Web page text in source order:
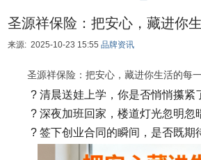
圣源祥保险：把安心，藏进你
来源: 2025-10-23 15:55 品牌资讯
圣源祥保险：把安心，藏进你生活的每
? 清晨送娃上学，你是否悄悄攥紧
? 深夜加班回家，楼道灯光忽明忽
? 签下创业合同的瞬间，是否既期